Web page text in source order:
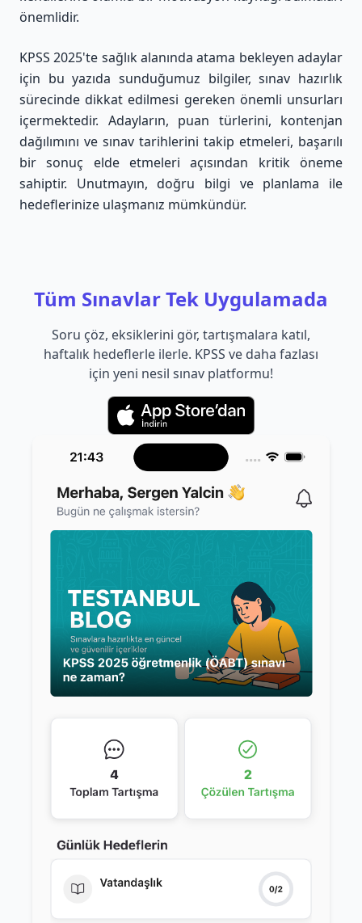
önemlidir.
KPSS 2025'te sağlık alanında atama bekleyen adaylar
için bu yazıda sunduğumuz bilgiler, sınav hazırlık
sürecinde dikkat edilmesi gereken önemli unsurları
içermektedir. Adayların, puan türlerini, kontenjan
dağılımını ve sınav tarihlerini takip etmeleri, başarılı
bir sonuç elde etmeleri açısından kritik öneme
sahiptir. Unutmayın, doğru bilgi ve planlama ile
hedeflerinize ulaşmanız mümkündür.
Tüm Sınavlar Tek Uygulamada
Soru çöz, eksiklerini gör, tartışmalara katıl,
haftalık hedeflerle ilerle. KPSS ve daha fazlası
için yeni nesil sınav platformu!